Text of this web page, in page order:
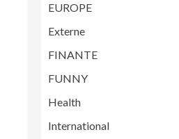
EUROPE
Externe
FINANTE
FUNNY
Health
International